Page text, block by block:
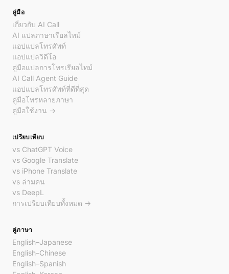
คู่มือ
เกี่ยวกับ AI Call
AI แปลภาษาเรียลไทม์
แอปแปลโทรศัพท์
แอปแปลวิดีโอ
คู่มือแปลการโทรเรียลไทม์
AI Call Agent Guide
แอปแปลโทรศัพท์ที่ดีที่สุด
คู่มือโทรหลายภาษา
คู่มือใช้งาน →
เปรียบเทียบ
vs ChatGPT Voice
vs Google Translate
vs iPhone Translate
vs ล่ามคน
vs DeepL
การเปรียบเทียบทั้งหมด →
คู่ภาษา
English–Japanese
English–Chinese
English–Spanish